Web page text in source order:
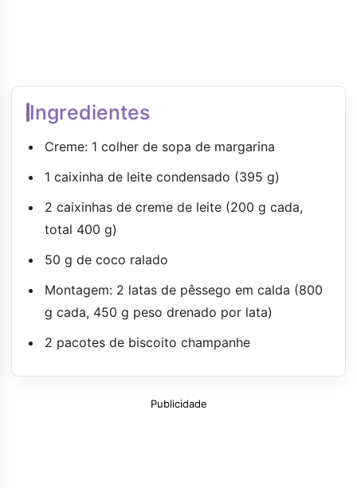
Ingredientes
Creme: 1 colher de sopa de margarina
1 caixinha de leite condensado (395 g)
2 caixinhas de creme de leite (200 g cada,
total 400 g)
50 g de coco ralado
Montagem: 2 latas de pêssego em calda (800
g cada, 450 g peso drenado por lata)
2 pacotes de biscoito champanhe
Publicidade